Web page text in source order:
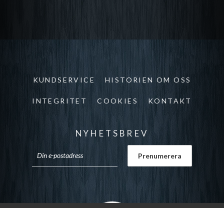
KUNDSERVICE HISTORIEN OM OSS
INTEGRITET COOKIES KONTAKT
NYHETSBREV